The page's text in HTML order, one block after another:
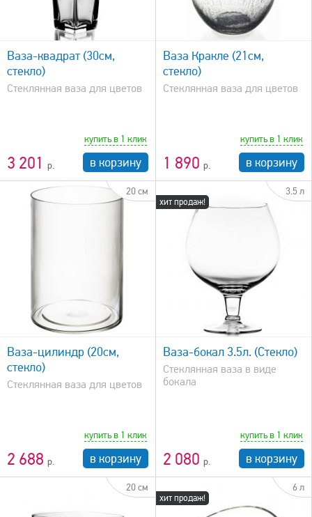
Ваза-квадрат (30см,
стекло)
Стеклянная ваза для цветов
3 201
купить в 1 клик
в корзину
быстрый просмотр
Ваза Кракле (21см,
стекло)
Стеклянная ваза для цветов
1 890
купить в 1 клик
в корзину
20 см
Ваза-цилиндр (20см,
стекло)
Стеклянная ваза для цветов
2 688
купить в 1 клик
в корзину
хит продаж!
3.5 л
быстрый просмотр
Ваза-бокал 3.5л. (Стекло)
Стеклянная ваза в виде
бокала
2 080
купить в 1 клик
в корзину
20 см
хит продаж!
6 л